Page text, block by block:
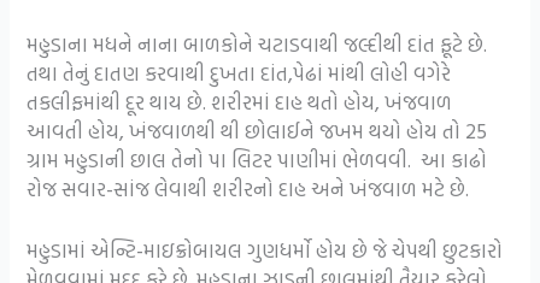
મહુડાના મધને નાના બાળકોને ચટાડવાથી જલ્દીથી દાંત ફૂટે છે.
તથા તેનું દાતણ કરવાથી દુખતા દાંત,પેઢાં માંથી લોહી વગેરે
તકલીફમાંથી દૂર થાય છે. શરીરમાં દાહ થતો હોય, ખંજવાળ
આવતી હોય, ખંજવાળથી થી છોલાઈને જખમ થયો હોય તો 25
ગ્રામ મહુડાની છાલ તેનો પા લિટર પાણીમાં ભેળવવી. આ કાઢો
રોજ સવાર-સાંજ લેવાથી શરીરનો દાહ અને ખંજવાળ મટે છે.
મહુડામાં એન્ટિ-માઇક્રોબાયલ ગુણધર્મો હોય છે જે ચેપથી છુટકારો